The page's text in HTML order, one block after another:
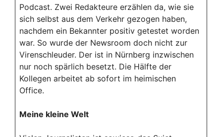
Podcast. Zwei Redakteure erzählen da, wie sie
sich selbst aus dem Verkehr gezogen haben,
nachdem ein Bekannter positiv getestet worden
war. So wurde der Newsroom doch nicht zur
Virenschleuder. Der ist in Nürnberg inzwischen
nur noch spärlich besetzt. Die Hälfte der
Kollegen arbeitet ab sofort im heimischen
Office.
Meine kleine Welt